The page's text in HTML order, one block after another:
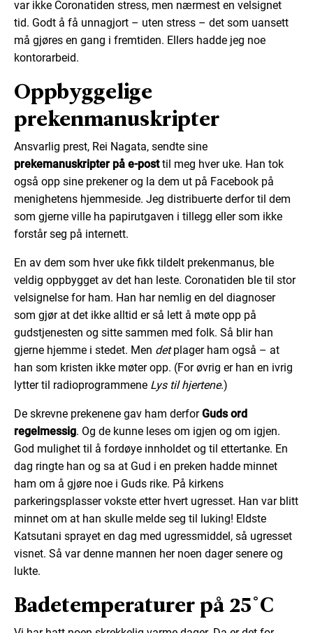
var ikke Coronatiden stress, men nærmest en velsignet
tid. Godt å få unnagjort – uten stress – det som uansett
må gjøres en gang i fremtiden. Ellers hadde jeg noe
kontorarbeid.
Oppbyggelige
prekenmanuskripter
Ansvarlig prest, Rei Nagata, sendte sine
prekemanuskripter på e-posttil meg hver uke. Han tok
også opp sine prekener og la dem ut på Facebook på
menighetens hjemmeside. Jeg distribuerte derfor til dem
som gjerne ville ha papirutgaven i tillegg eller som ikke
forstår seg på internett.
En av dem som hver uke fikk tildelt prekenmanus, ble
veldig oppbygget av det han leste. Coronatiden ble til stor
velsignelse for ham. Han har nemlig en del diagnoser
som gjør at det ikke alltid er så lett å møte opp på
gudstjenesten og sitte sammen med folk. Så blir han
gjerne hjemme i stedet. Men detplager ham også – at
han som kristen ikke møter opp. (For øvrig er han en ivrig
lytter til radioprogrammene Lys til hjertene.)
De skrevne prekenene gav ham derforGuds ord
regelmessig. Og de kunne leses om igjen og om igjen.
God mulighet til å fordøye innholdet og til ettertanke. En
dag ringte han og sa at Gud i en preken hadde minnet
ham om å gjøre noe i Guds rike. På kirkens
parkeringsplasser vokste etter hvert ugresset. Han var blitt
minnet om at han skulle melde seg til luking! Eldste
Katsutani sprayet en dag med ugressmiddel, så ugresset
visnet. Så var denne mannen her noen dager senere og
lukte.
Badetemperaturer på 25°C